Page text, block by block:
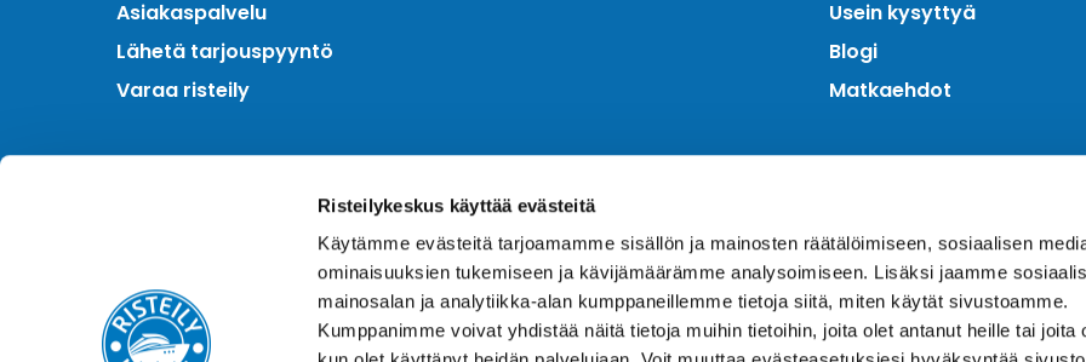
Risteilykeskus käyttää evästeitä
Käytämme evästeitä tarjoamamme sisällön ja mainosten räätälöimiseen, sosiaalisen
ominaisuuksien tukemiseen ja kävijämäärämme analysoimiseen. Lisäksi jaamme
mainosalan ja analytiikka-alan kumppaneillemme tietoja siitä, miten käytät sivustoamme.
Kumppanimme voivat yhdistää näitä tietoja muihin tietoihin, joita olet antanut heille tai joita
Asiakaspalvelu
Lähetä tarjouspyyntö
Varaa risteily
Usein kysyttyä
Blogi
Matkaehdot
Meistä
Kotimainen asiantuntija
Finnair Plus